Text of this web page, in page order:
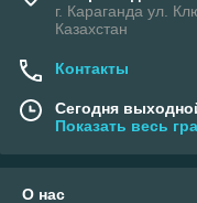
г. Караганда ул.
Казахстан
Контакты
Сегодня
Показать весь
О нас